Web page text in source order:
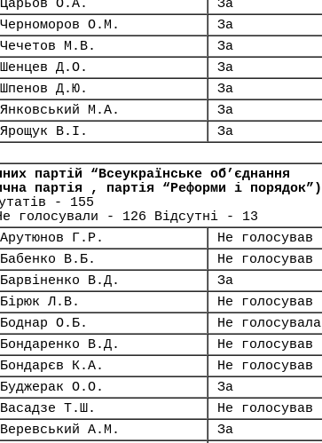
Царьов О.А.
За
Черноморов О.М.
За
Чечетов М.В.
За
Шенцев Д.О.
За
Шпенов Д.Ю.
За
Янковський М.А.
За
Ярощук В.І. За
партій “Всеукраїнське об’єднання
партія , партія “Реформи і порядок”)
- 155
голосували - 126 Відсутні - 13
Арутюнов Г.Р.
Не голосував
Бабенко В.Б.
Не голосував
Барвіненко В.Д.
За
Бірюк Л.В.
Не голосував
Боднар О.Б.
Не голосувала
Бондаренко В.Д.
Не голосував
Бондарєв К.А.
Не голосував
Буджерак О.О.
За
Васадзе Т.Ш.
Не голосував
Веревський А.М.
За